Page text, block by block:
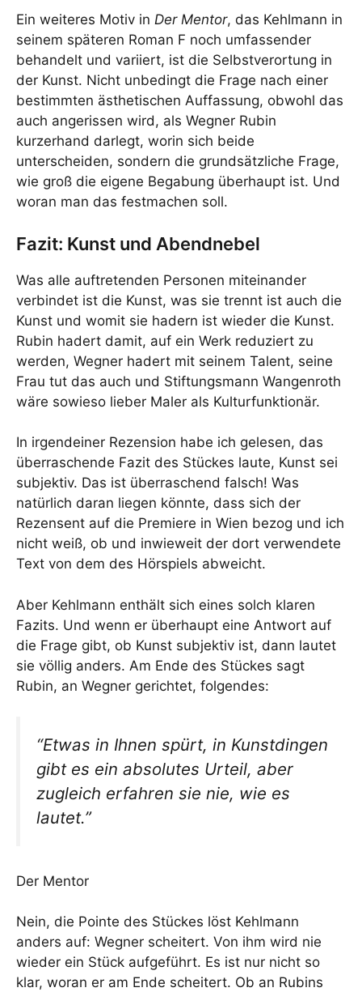
Ein weiteres Motiv in Der Mentor, das Kehlmann in
seinem späteren Roman F noch umfassender
behandelt und variiert, ist die Selbstverortung in
der Kunst. Nicht unbedingt die Frage nach einer
bestimmten ästhetischen Auffassung, obwohl das
auch angerissen wird, als Wegner Rubin
kurzerhand darlegt, worin sich beide
unterscheiden, sondern die grundsätzliche Frage,
wie groß die eigene Begabung überhaupt ist. Und
woran man das festmachen soll.
Fazit: Kunst und Abendnebel
Was alle auftretenden Personen miteinander
verbindet ist die Kunst, was sie trennt ist auch die
Kunst und womit sie hadern ist wieder die Kunst.
Rubin hadert damit, auf ein Werk reduziert zu
werden, Wegner hadert mit seinem Talent, seine
Frau tut das auch und Stiftungsmann Wangenroth
wäre sowieso lieber Maler als Kulturfunktionär.
In irgendeiner Rezension habe ich gelesen, das
überraschende Fazit des Stückes laute, Kunst sei
subjektiv. Das ist überraschend falsch! Was
natürlich daran liegen könnte, dass sich der
Rezensent auf die Premiere in Wien bezog und ich
nicht weiß, ob und inwieweit der dort verwendete
Text von dem des Hörspiels abweicht.
Aber Kehlmann enthält sich eines solch klaren
Fazits. Und wenn er überhaupt eine Antwort auf
die Frage gibt, ob Kunst subjektiv ist, dann lautet
sie völlig anders. Am Ende des Stückes sagt
Rubin, an Wegner gerichtet, folgendes:
“Etwas in Ihnen spürt, in Kunstdingen
gibt es ein absolutes Urteil, aber
zugleich erfahren sie nie, wie es
lautet.”
Der Mentor
Nein, die Pointe des Stückes löst Kehlmann
anders auf: Wegner scheitert. Von ihm wird nie
wieder ein Stück aufgeführt. Es ist nur nicht so
klar, woran er am Ende scheitert. Ob an Rubins